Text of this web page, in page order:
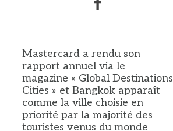
Mastercard a rendu son
rapport annuel via le
magazine « Global Destinations
Cities » et Bangkok apparaît
comme la ville choisie en
priorité par la majorité des
touristes venus du monde